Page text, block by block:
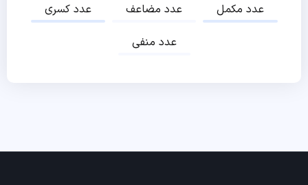
عدد کسری
عدد مضاعف
عدد مکمل
عدد منفی